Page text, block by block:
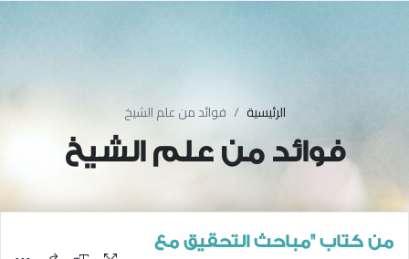
الرئيسية فوائد من علم الشيخ
فوائد من علم الشيخ
من كتاب "مباحث التحقيق مع